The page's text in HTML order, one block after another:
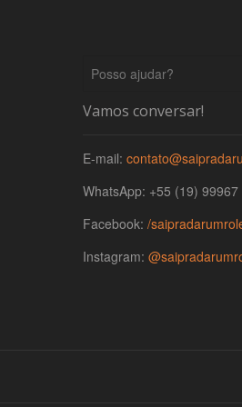
Vamos conversar!
E-mail:
WhatsApp: +55 (19) 99967
Facebook: /
Instagram: